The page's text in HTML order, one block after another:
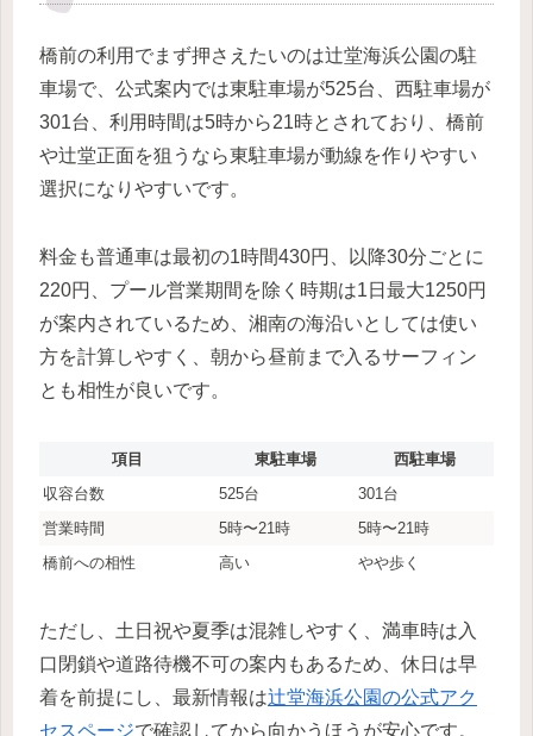
橋前の利用でまず押さえたいのは辻堂海浜公園の駐
車場で、公式案内では東駐車場が525台、西駐車場が
301台、利用時間は5時から21時とされており、橋前
や辻堂正面を狙うなら東駐車場が動線を作りやすい
選択になりやすいです。
料金も普通車は最初の1時間430円、以降30分ごとに
220円、プール営業期間を除く時期は1日最大1250円
が案内されているため、湘南の海沿いとしては使い
方を計算しやすく、朝から昼前まで入るサーフィン
とも相性が良いです。
項目 東駐車場
西駐車場
収容台数
525台
301台
営業時間
5時〜21時
5時〜21時
橋前への相性
高い やや歩く
ただし、土日祝や夏季は混雑しやすく、満車時は入
口閉鎖や道路待機不可の案内もあるため、休日は早
着を前提にし、最新情報は辻堂海浜公園の公式アク
セスページで確認してから向かうほうが安心です。